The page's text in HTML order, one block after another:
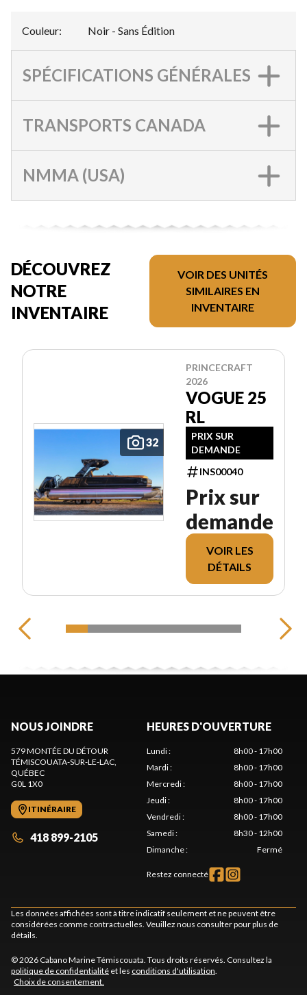
Couleur: Noir - Sans Édition
SPÉCIFICATIONS GÉNÉRALES
TRANSPORTS CANADA
NMMA (USA)
DÉCOUVREZ
NOTRE
INVENTAIRE
VOIR DES UNITÉS
SIMILAIRES EN
INVENTAIRE
32
PRINCECRAFT
2026
VOGUE 25
RL
PRIX SUR
DEMANDE
INS00040
Prix sur
demande
VOIR LES
DÉTAILS
NOUS JOINDRE
579 MONTÉE DU DÉTOUR
TÉMISCOUATA-SUR-LE-LAC
QUÉBEC
G0L 1X0
ITINÉRAIRE
418 899-2105
HEURES D'OUVERTURE
Lundi:
8h00 - 17h00
Mardi:
8h00 - 17h00
Mercredi:
8h00 - 17h00
Jeudi:
8h00 - 17h00
Vendredi:
8h00 - 17h00
Samedi:
8h30 - 12h00
Dimanche: Fermé
Restez connecté
Les données affichées sont à titre indicatif seulement et ne peuvent être
considérées comme contractuelles. Veuillez nous consulter pour plus de
détails.
© 2026 Cabano Marine Témiscouata. Tous droits réservés. Consultez la
politique de confidentialité et les conditions d'utilisation
Choix de consentement.